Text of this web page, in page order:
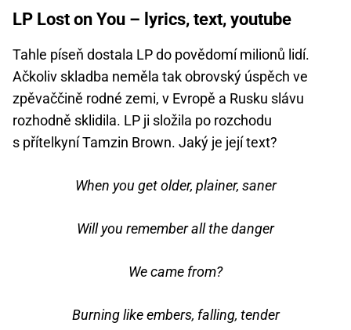
LP Lost on You – lyrics, text, youtube
Tahle píseň dostala LP do povědomí milionů lidí.
Ačkoliv skladba neměla tak obrovský úspěch ve
zpěvaččině rodné zemi, v Evropě a Rusku slávu
rozhodně sklidila. LP ji složila po rozchodu
s přítelkyní Tamzin Brown. Jaký je její text?
When you get older, plainer, saner
Will you remember all the danger
We came from?
Burning like embers, falling, tender